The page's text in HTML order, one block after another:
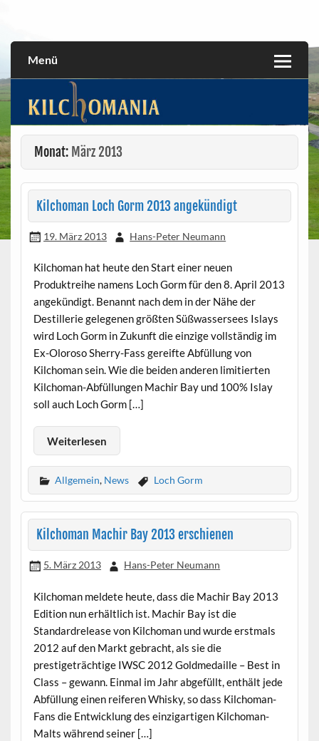
Menü
Monat: März 2013
Kilchoman Loch Gorm 2013 angekündigt
19. März 2013 Hans-Peter Neumann
Kilchoman hat heute den Start einer neuen
Produktreihe namens Loch Gorm für den 8. April 2013
angekündigt. Benannt nach dem in der Nähe der
Destillerie gelegenen größten Süßwassersees Islays
wird Loch Gorm in Zukunft die einzige vollständig im
Ex-Oloroso Sherry-Fass gereifte Abfüllung von
Kilchoman sein. Wie die beiden anderen limitierten
Kilchoman-Abfüllungen Machir Bay und 100% Islay
soll auch Loch Gorm […]
Weiterlesen
Allgemein, News Loch Gorm
Kilchoman Machir Bay 2013 erschienen
5. März 2013 Hans-Peter Neumann
Kilchoman meldete heute, dass die Machir Bay 2013
Edition nun erhältlich ist. Machir Bay ist die
Standardrelease von Kilchoman und wurde erstmals
2012 auf den Markt gebracht, als sie die
prestigeträchtige IWSC 2012 Goldmedaille – Best in
Class – gewann. Einmal im Jahr abgefüllt, enthält jede
Abfüllung einen reiferen Whisky, so dass Kilchoman-
Fans die Entwicklung des einzigartigen Kilchoman-
Malts während seiner […]